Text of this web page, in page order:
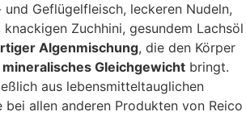
Geflügelfleisch, leckeren Nudeln,
Zuchhini, gesundem Lachsöl
Algenmischung, die den Körper
mineralisches Gleichgewicht bringt.
aus lebensmitteltauglichen
bei allen anderen Produkten von Reico